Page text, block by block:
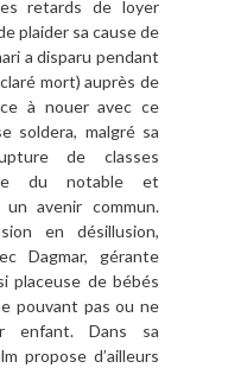
retards de loyer
plaider sa cause de
a disparu pendant
mort) auprès de
à nouer avec ce
soldera, malgré sa
de classes
du notable et
un avenir commun.
en désillusion,
Dagmar, gérante
placeuse de bébés
pouvant pas ou ne
enfant. Dans sa
propose d’ailleurs